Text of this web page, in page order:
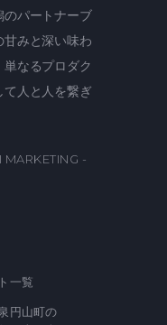
パートナーブ
みと深い味わ
なるプロダク
て人と人を繋ぎ
MARKETING -
一覧
円山町の